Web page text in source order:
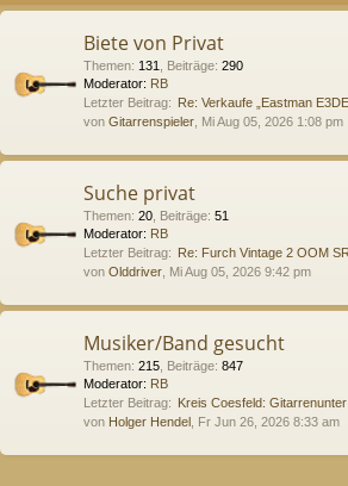
Biete von Privat
Themen: 131 Beiträge: 290
Moderator: RB
Letzter Beitrag: Re: Verkaufe „Eastman
von Gitarrenspieler , Mi Aug 05, 2026 1:08 pm
Suche privat
Themen: 20 Beiträge: 51
Moderator: RB
Letzter Beitrag: Re: Furch Vintage 2 OOM
von Olddriver , Mi Aug 05, 2026 9:42 pm
Musiker/Band gesucht
Themen: 215 Beiträge: 847
Moderator: RB
Letzter Beitrag: Kreis Coesfeld:
von Holger Hendel , Fr Jun 26, 2026 8:33 am